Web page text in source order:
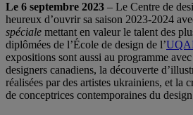
Le 6 septembre 2023 – Le Centre de
heureux d’ouvrir sa saison 2023-2024
spéciale mettant en valeur le talent des
diplômées de l’École de design de l’
expositions sont aussi au programme
designers canadiens, la découverte
réalisées par des artistes ukrainiens, et la
de conceptrices contemporaines du